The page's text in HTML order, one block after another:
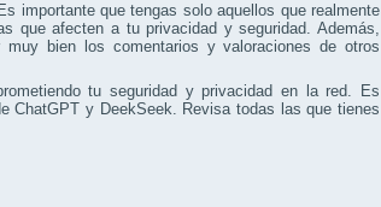
importante que tengas solo aquellos que realmente
que afecten a tu privacidad y seguridad. Además,
bien los comentarios y valoraciones de otros
tu seguridad y privacidad en la red. Es
ChatGPT y DeekSeek. Revisa todas las que tienes